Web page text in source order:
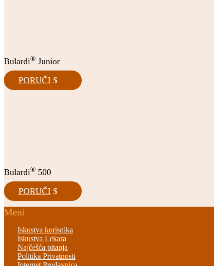
Bulardi® Junior
PORUČI
Bulardi® 500
PORUČI
Meni
Iskustva korisnika
Iskustva Lekara
Najčešća pitanja
Politika Privatnosti